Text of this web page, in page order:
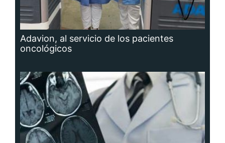
Adavion, al servicio de los pacientes
oncológicos